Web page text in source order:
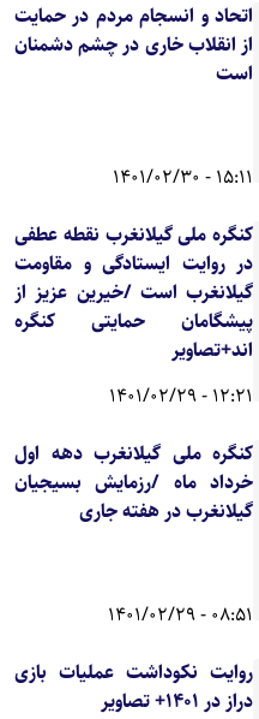
اتحاد و انسجام مردم در حمایت
از انقلاب خاری در چشم دشمنان
است
15:11 - 1401/02/30
کنگره ملی گیلانغرب نقطه عطفی
در روایت ایستادگی و مقاومت
گیلانغرب است /خیرین عزیز از
پیشگامان حمایتی کنگره
اند+تصاویر
12:21 - 1401/02/29
کنگره ملی گیلانغرب دهه اول
خرداد ماه /رزمایش بسیجیان
گیلانغرب در هفته جاری
08:51 - 1401/02/29
روایت نکوداشت عملیات بازی
دراز در 1401+ تصاویر